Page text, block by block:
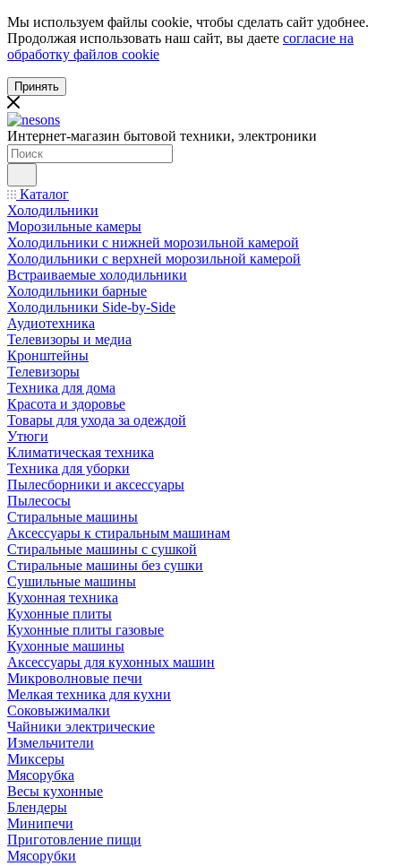
Мы используем файлы cookie, чтобы сделать сайт удобнее.
Продолжая использовать наш сайт, вы даете согласие на
обработку файлов cookie
Принять
Интернет-магазин бытовой техники, электроники
Каталог
Холодильники
Морозильные камеры
Холодильники с нижней морозильной камерой
Холодильники с верхней морозильной камерой
Встраиваемые холодильники
Холодильники барные
Холодильники Side-by-Side
Аудиотехника
Телевизоры и медиа
Кронштейны
Телевизоры
Техника для дома
Красота и здоровье
Товары для ухода за одеждой
Утюги
Климатическая техника
Техника для уборки
Пылесборники и аксессуары
Пылесосы
Стиральные машины
Аксессуары к стиральным машинам
Стиральные машины с сушкой
Стиральные машины без сушки
Сушильные машины
Кухонная техника
Кухонные плиты
Кухонные плиты газовые
Кухонные машины
Аксессуары для кухонных машин
Микроволновые печи
Мелкая техника для кухни
Соковыжималки
Чайники электрические
Измельчители
Миксеры
Мясорубка
Весы кухонные
Блендеры
Минипечи
Приготовление пищи
Мясорубки